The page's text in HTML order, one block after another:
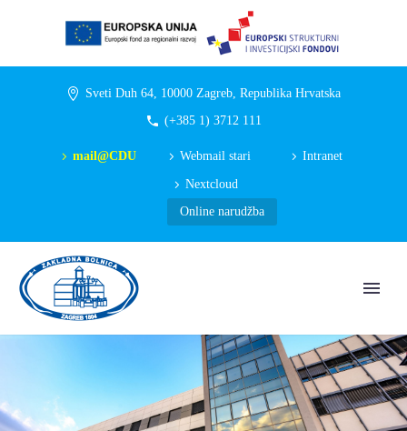
Sveti Duh 64, 10000 Zagreb, Republika Hrvatska
(+385 1) 3712 111
mail@CDU Webmail stari Intranet
Nextcloud
Online narudžba